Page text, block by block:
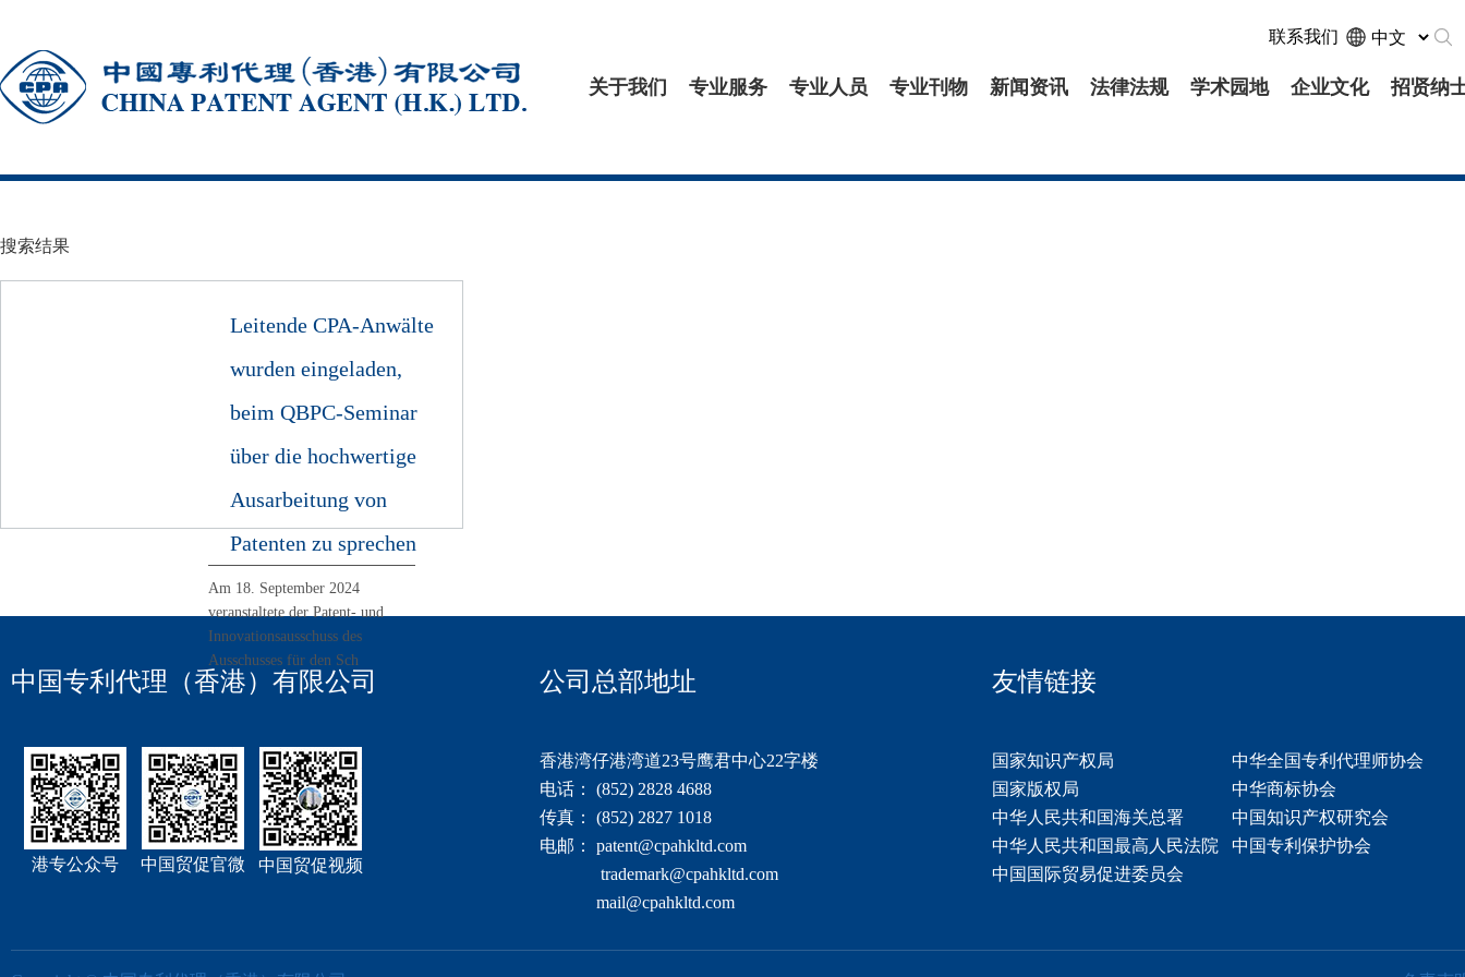
联系我们
关于我们 专业服务 专业人员 专业刊物 新闻资讯 法律法规 学术园地 企业文化 招贤纳
搜索结果
Leitende CPA-Anwälte
wurden eingeladen,
beim QBPC-Seminar
über die hochwertige
Ausarbeitung von
Patenten zu sprechen
Am 18. September 2024
veranstaltete der Patent- und
Innovationsausschuss des
Ausschusses für den Sch
中国专利代理（香港）有限公司
港专公众号 中国贸促官微 中国贸促视频
公司总部地址
香港湾仔港湾道23号鹰君中心22字楼
电话： (852) 2828 4688
传真： (852) 2827 1018
电邮： patent@cpahkltd.com
trademark@cpahkltd.com
mail@cpahkltd.com
友情链接
国家知识产权局
中华全国专利代理师协会
国家版权局
中华商标协会
中华人民共和国海关总署
中国知识产权研究会
中华人民共和国最高人民法院
中国专利保护协会
中国国际贸易促进委员会